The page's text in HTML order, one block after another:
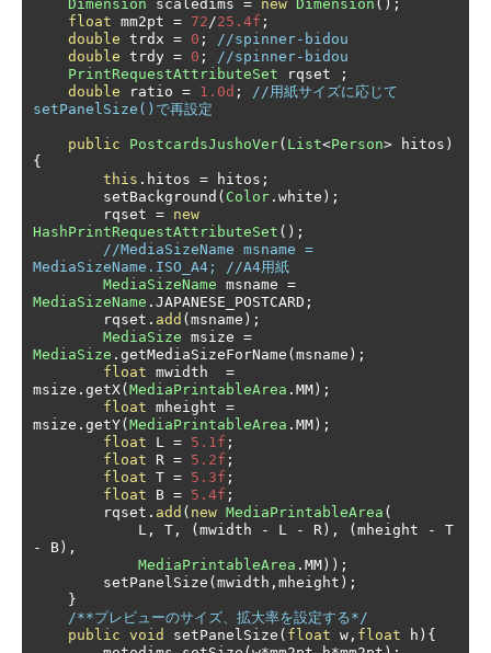
Dimension scaledims = new Dimension ();
float mm2pt = 72 /25.4f ;
double trdx = 0 ;
//spinner-bidou
double trdy = 0 ;
//spinner-bidou
PrintRequestAttributeSet rqset
;
double ratio = 1.0d ;
//用紙サイズに応じて
setPanelSize()で再設定
public PostcardsJushoVer( List<Person> hitos )
{
this . hitos = hitos ;
        setBackground
( Color . white );
        rqset
= new
HashPrintRequestAttributeSet ();
//MediaSizeName msname =
MediaSizeName.ISO_A4; //A4用紙
MediaSizeName msname =
MediaSizeName . JAPANESE_POSTCARD ;
        rqset
. add ( msname );
MediaSize msize =
MediaSize . getMediaSizeForName ( msname );
float mwidth =
msize . getX( MediaPrintableArea . MM );
float mheight =
msize . getY( MediaPrintableArea . MM );
float L = 5.1f ;
float R = 5.2f ;
float T = 5.3f ;
float B = 5.4f ;
        rqset
. add ( new MediaPrintableArea (
            L
, T , ( mwidth - L - R ), ( mheight -
-
B ),
MediaPrintableArea . MM ));
        setPanelSize
( mwidth , mheight );
}
/**プレビューのサイズ、拡大率を設定する*/
public void setPanelSize ( float w , float h ){